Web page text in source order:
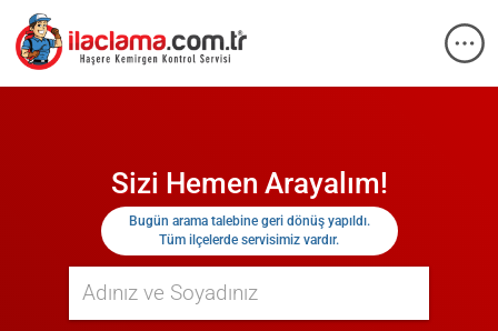
Sizi Hemen Arayalım!
Bugün arama talebine geri dönüş yapıldı.
Tüm ilçelerde servisimiz vardır.